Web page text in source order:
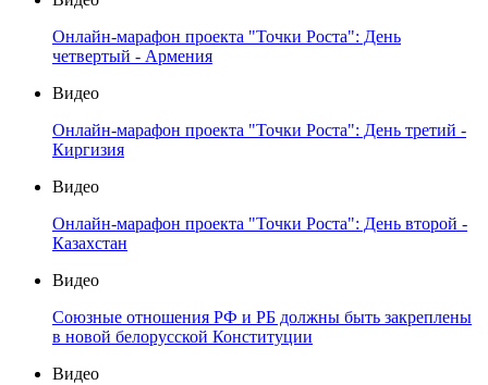
Онлайн-марафон проекта "Точки Роста": День
четвертый - Армения
Видео
Онлайн-марафон проекта "Точки Роста": День третий -
Киргизия
Видео
Онлайн-марафон проекта "Точки Роста": День второй -
Казахстан
Видео
Союзные отношения РФ и РБ должны быть закреплены
в новой белорусской Конституции
Видео